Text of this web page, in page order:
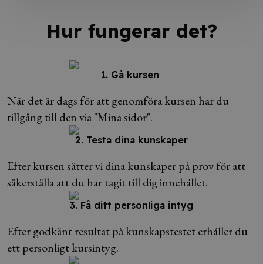
Hur fungerar det?
1. Gå kursen
När det är dags för att genomföra kursen har du
tillgång till den via "Mina sidor".
2. Testa dina kunskaper
Efter kursen sätter vi dina kunskaper på prov för att
säkerställa att du har tagit till dig innehållet.
3. Få ditt personliga intyg
Efter godkänt resultat på kunskapstestet erhåller du
ett personligt kursintyg.